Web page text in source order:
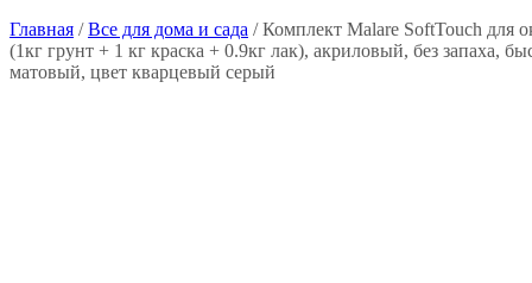
Главная /Все для дома и сада / Комплект Malare SoftTouch для
(1кг грунт + 1 кг краска + 0.9кг лак), акриловый, без запаха,
матовый, цвет кварцевый серый